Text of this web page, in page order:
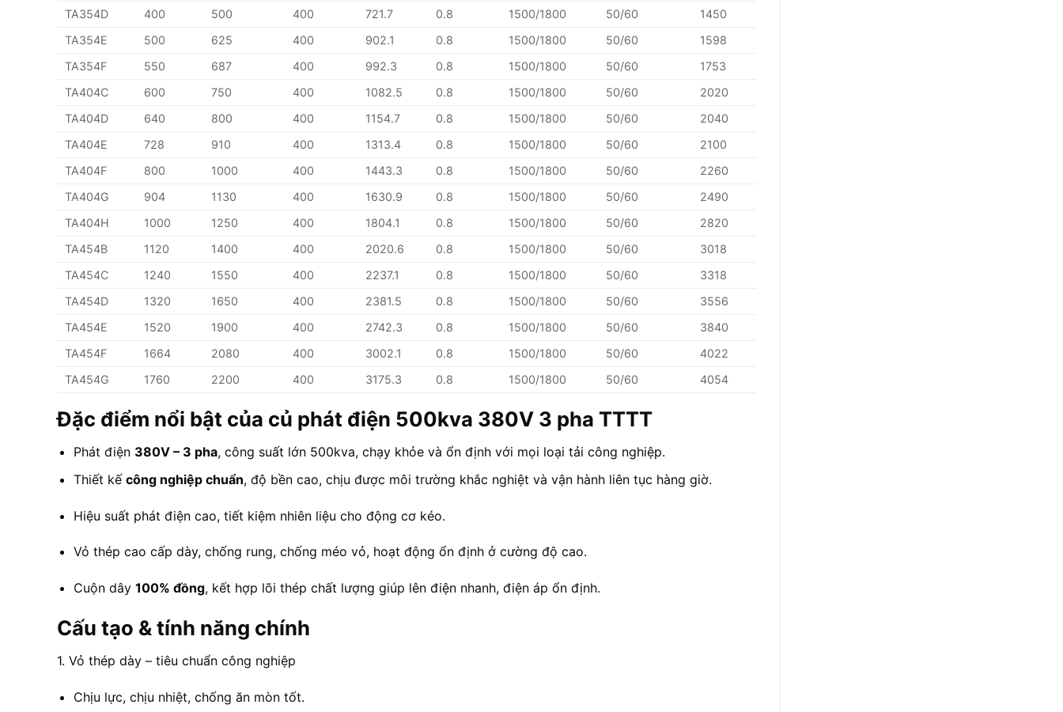
TA354D
400 500 400 721.7 0.8 1500/1800 50/60
1450
TA354E
500 625 400 902.1 0.8 1500/1800 50/60
1598
TA354F
550 687 400 992.3 0.8 1500/1800 50/60
1753
TA404C
600 750 400 1082.5 0.8 1500/1800 50/60
2020
TA404D
640 800 400 1154.7 0.8 1500/1800 50/60
2040
TA404E
728 910 400 1313.4 0.8 1500/1800 50/60
2100
TA404F
800 1000 400 1443.3 0.8 1500/1800 50/60
2260
TA404G
904 1130 400 1630.9 0.8 1500/1800 50/60
2490
TA404H
1000 1250 400 1804.1 0.8 1500/1800 50/60
2820
TA454B
1120 1400 400 2020.6 0.8 1500/1800 50/60
3018
TA454C
1240 1550 400 2237.1 0.8 1500/1800 50/60
3318
TA454D
1320 1650 400 2381.5 0.8 1500/1800 50/60
3556
TA454E
1520 1900 400 2742.3 0.8 1500/1800 50/60
3840
TA454F
1664 2080 400 3002.1 0.8 1500/1800 50/60
4022
TA454G
1760 2200 400 3175.3 0.8 1500/1800 50/60 4054
Đặc điểm nổi bật của củ phát điện 500kva 380V 3 pha TTTT
Phát điện 380V – 3 pha, công suất lớn 500kva, chạy khỏe và ổn định với mọi loại tải công nghiệp.
Thiết kế công nghiệp chuẩn, độ bền cao, chịu được môi trường khắc nghiệt và vận hành liên tục hàng giờ.
Hiệu suất phát điện cao, tiết kiệm nhiên liệu cho động cơ kéo.
Vỏ thép cao cấp dày, chống rung, chống méo vỏ, hoạt động ổn định ở cường độ cao.
Cuộn dây 100% đồng, kết hợp lõi thép chất lượng giúp lên điện nhanh, điện áp ổn định.
Cấu tạo & tính năng chính
1. Vỏ thép dày – tiêu chuẩn công nghiệp
Chịu lực, chịu nhiệt, chống ăn mòn tốt.